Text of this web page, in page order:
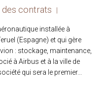
des contrats
installée à
(Espagne) et qui gère
: stockage, maintenance,
à Airbus et à la ville de
qui sera le premier...